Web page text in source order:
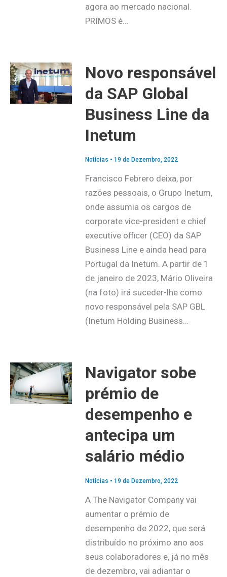
agora ao mercado nacional.
PRIMOS é…
Novo responsável
da SAP Global
Business Line da
Inetum
Notícias • 19 de Dezembro, 2022
Francisco Febrero deixa, por
razões pessoais, o Grupo Inetum,
onde assumia os cargos de
corporate vice-president e chief
executive officer (CEO) da SAP
Business Line e ainda head para
Portugal da Inetum. A partir de 1
de janeiro de 2023, Mário Oliveira
(na foto) irá suceder-lhe como
novo responsável pela SAP GBL
(Inetum Holding Business…
Navigator sobe
prémio de
desempenho e
antecipa um
salário médio
Notícias • 19 de Dezembro, 2022
A The Navigator Company vai
aumentar o prémio de
desempenho de 2022, que será
distribuído no próximo ano aos
seus colaboradores e, já no mês
de dezembro, vai adiantar o